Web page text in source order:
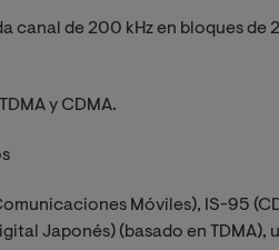
canal de 200 kHz en bloques de
y CDMA.
Móviles), IS-95
Japonés) (basado en TDMA),